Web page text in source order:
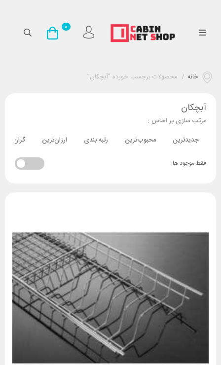
0
خانه / محصولات برچسب خورده “آبچکان”
آبچکان
مرتب سازی بر اساس :
جدیدترین
محبوب‌ترین رتبه بندی ارزان‌ترین گران‌ترین
فقط موجود ها: